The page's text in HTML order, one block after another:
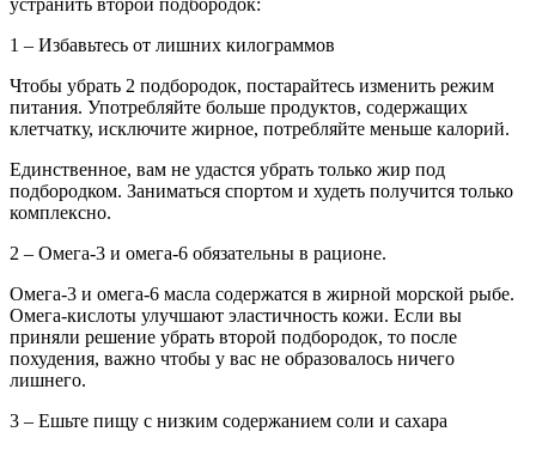
устранить второй подбородок:
1 – Избавьтесь от лишних килограммов
Чтобы убрать 2 подбородок, постарайтесь изменить режим
питания. Употребляйте больше продуктов, содержащих
клетчатку, исключите жирное, потребляйте меньше калорий.
Единственное, вам не удастся убрать только жир под
подбородком. Заниматься спортом и худеть получится только
комплексно.
2 – Омега-3 и омега-6 обязательны в рационе.
Омега-3 и омега-6 масла содержатся в жирной морской рыбе.
Омега-кислоты улучшают эластичность кожи. Если вы
приняли решение убрать второй подбородок, то после
похудения, важно чтобы у вас не образовалось ничего
лишнего.
3 – Ешьте пищу с низким содержанием соли и сахара